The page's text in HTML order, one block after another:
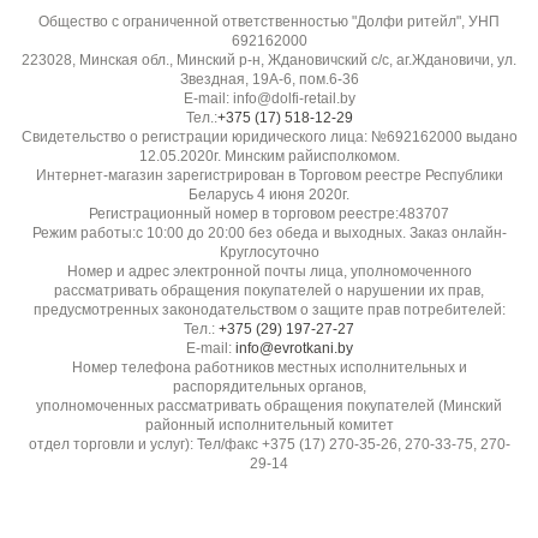
Эластичность:
Гладкость / скользкость:
Удобна в раскрое, не скользит
Прозрачность:
Непрозрачная
Устойчивость к пиллингу:
Высокая, не скатывается
Бренд / производитель:
Diffusione Tessile S.r.l.
Общество с ограниченной ответственностью "Долфи ритейл", УНП
692162000
223028, Минская обл., Минский р-н, Ждановичский с/с, аг.Ждановичи, ул.
Звездная, 19А-6, пом.6-36
E-mail: info@dolfi-retail.by
Тел.:+375 (17) 518-12-29
Свидетельство о регистрации юридического лица: №692162000 выдано
12.05.2020г. Минским райисполкомом.
Интернет-магазин зарегистрирован в Торговом реестре Республики
Беларусь 4 июня 2020г.
Регистрационный номер в торговом реестре:483707
Режим работы:с 10:00 до 20:00 без обеда и выходных. Заказ онлайн-
Круглосуточно
Номер и адрес электронной почты лица, уполномоченного
рассматривать обращения покупателей о нарушении их прав,
предусмотренных законодательством о защите прав потребителей:
Тел.: +375 (29) 197-27-27
E-mail: info@evrotkani.by
Номер телефона работников местных исполнительных и
распорядительных органов,
уполномоченных рассматривать обращения покупателей (Минский
районный исполнительный комитет
отдел торговли и услуг): Тел/факс +375 (17) 270-35-26, 270-33-75, 270-
29-14